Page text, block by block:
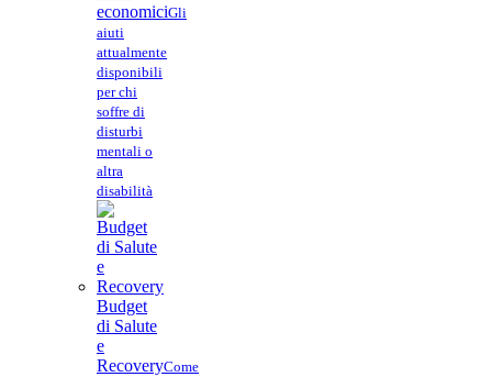
economiciGli
aiuti
attualmente
disponibili
per chi
soffre di
disturbi
mentali o
altra
disabilità
Budget
di Salute
e
RecoveryCome